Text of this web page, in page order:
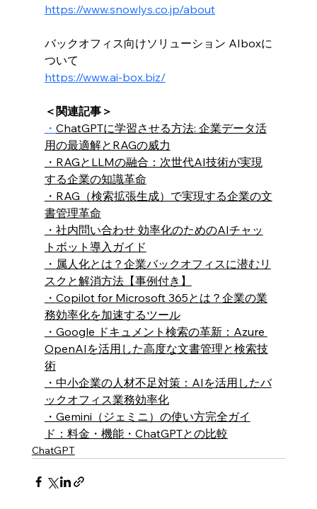
https://www.snowlys.co.jp/about
バックオフィス向けソリューション AIboxに
ついて
https://www.ai-box.biz/
＜関連記事＞
・ ChatGPTに学習させる方法: 企業データ活
用の最適解とRAGの威力
・RAGとLLMの融合：次世代AI技術が実現
する企業の知識革命
・ RAG（検索拡張生成）で実現する企業の文
書管理革命
・社内問い合わせ 効率化のためのAIチャッ
トボット導入ガイド
・ 属人化とは？企業バックオフィスに潜むリ
スクと解消方法【事例付き】
・ Copilot for Microsoft 365とは？企業の業
務効率化を加速するツール
・ Google ドキュメント検索の革新：Azure
OpenAIを活用した高度な文書管理と検索技
術
・ 中小企業の人材不足対策：AIを活用したバ
ックオフィス業務効率化
・Gemini（ジェミニ）の使い方完全ガイ
ド：料金・機能・ChatGPTとの比較
ChatGPT